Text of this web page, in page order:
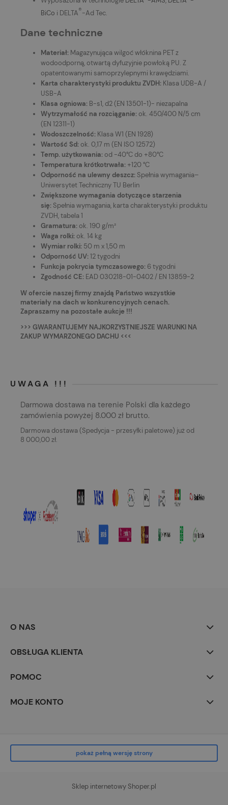
BiCo i DELTA®-Ad Tec.
Dane techniczne
Materiał: Magazynująca wilgoć włóknina PET z
wodoodporną, otwartą dyfuzyjnie powłoką PU. Z
opatentowanymi samoprzylepnymi krawędziami.
Karta charakterystyki produktu ZVDH: Klasa UDB-A /
USB-A
Klasa ogniowa: B-s1, d2 (EN 13501-1)- niezapalna
Wytrzymałość na rozciąganie:ok. 450/400 N/5 cm
(EN 12311-1)
Wodoszczelność: Klasa W1 (EN 1928)
Wartość Sd:ok. 0,17 m (EN ISO 12572)
Temp. użytkowania:od -40°C do +80°C
Temperatura krótkotrwała: +120 °C
Odporność na ulewny deszcz:Spełnia wymagania–
Uniwersytet Techniczny TU Berlin
Zwiększone wymagania dotyczące starzenia
się:Spełnia wymagania, karta charakterystyki produktu
ZVDH, tabela 1
Gramatura:ok. 190 g/m²
Waga rolki:ok. 14 kg
Wymiar rolki: 50 m x 1,50 m
Odporność UV:12 tygodni
Funkcja pokrycia tymczasowego: 6 tygodni
Zgodność CE: EAD 030218-01-0402 / EN 13859-2
W ofercie naszej firmy znajdą Państwo wszystkie
materiały na dach w konkurencyjnych cenach.
Zapraszamy na pozostałe aukcje !!!
>>> GWARANTUJEMY NAJKORZYSTNIEJSZE WARUNKI NA
ZAKUP WYMARZONEGO DACHU <<<
UWAGA !!!
Darmowa dostawa na terenie Polski dla każdego
zamówienia powyżej 8.000 zł brutto.
Darmowa dostawa (Spedycja - przesyłki paletowe) już od
8 000,00 zł.
O NAS
OBSŁUGA KLIENTA
POMOC
MOJE KONTO
pokaż pełną wersję strony
Sklep internetowy Shoper.pl